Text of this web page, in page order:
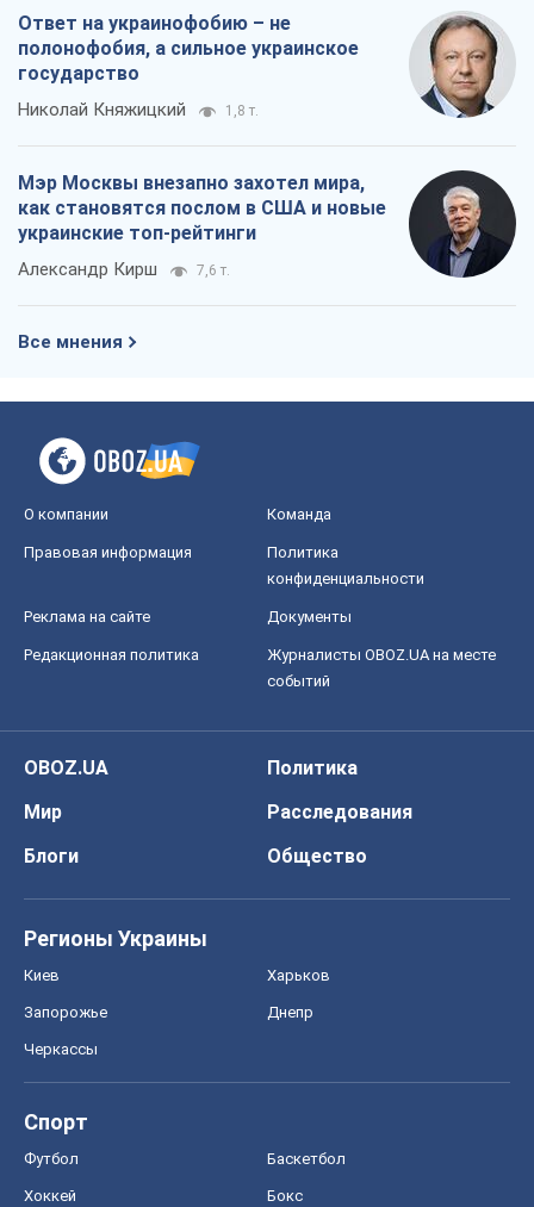
Ответ на украинофобию – не
полонофобия, а сильное украинское
государство
Николай Княжицкий 1,8 т.
Мэр Москвы внезапно захотел мира,
как становятся послом в США и новые
украинские топ-рейтинги
Александр Кирш 7,6 т.
Все мнения
О компании Команда
Правовая информация
Политика
конфиденциальности
Реклама на сайте Документы
Редакционная политика
Журналисты OBOZ.UA на месте
событий
OBOZ.UA
Политика
Мир
Расследования
Блоги
Общество
Регионы Украины
Киев Харьков
Запорожье Днепр
Черкассы
Спорт
Футбол Баскетбол
Хоккей Бокс